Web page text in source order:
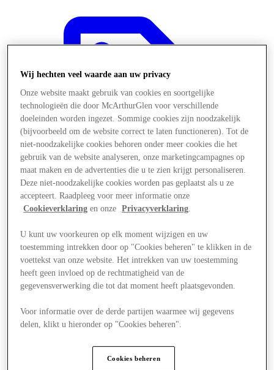
Aanbiedingen
Wij hechten veel waarde aan uw privacy
Onze website maakt gebruik van cookies en soortgelijke
technologieën die door McArthurGlen voor verschillende
doeleinden worden ingezet. Sommige cookies zijn noodzakelijk
(bijvoorbeeld om de website correct te laten functioneren). Tot de
niet-noodzakelijke cookies behoren onder meer cookies die het
gebruik van de website analyseren, onze marketingcampagnes op
maat maken en de advertenties die u te zien krijgt personaliseren.
Deze niet-noodzakelijke cookies worden pas geplaatst als u ze
accepteert. Raadpleeg voor meer informatie onze
Cookieverklaring en onze Privacyverklaring
U kunt uw voorkeuren op elk moment wijzigen en uw
toestemming intrekken door op "Cookies beheren" te klikken in de
voettekst van onze website. Het intrekken van uw toestemming
heeft geen invloed op de rechtmatigheid van de
gegevensverwerking die tot dat moment heeft plaatsgevonden.
Voor informatie over de derde partijen waarmee wij gegevens
delen, klikt u hieronder op "Cookies beheren".
Cookies beheren